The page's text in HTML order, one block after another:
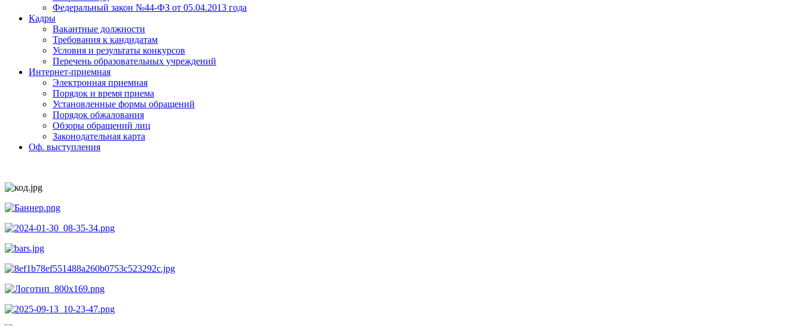
Федеральный закон №44-ФЗ от 05.04.2013 года
Кадры
Вакантные должности
Требования к кандидатам
Условия и результаты конкурсов
Перечень образовательных учреждений
Интернет-приемная
Электронная приемная
Порядок и время приема
Установленные формы обращений
Порядок обжалования
Обзоры обращений лиц
Законодательная карта
Оф. выступления